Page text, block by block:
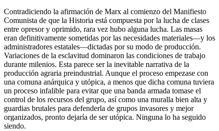
Contradiciendo la afirmación de Marx al comienzo del Manifiesto
Comunista de que la Historia está compuesta por la lucha de clases
entre opresor y oprimido, rara vez hubo alguna lucha. Las masas
eran definitivamente sometidas por las necesidades materiales—y los
administradores estatales—dictadas por su modo de producción.
Variaciones de la esclavitud dominaron las condiciones de trabajo
durante milenios. Esta parece ser la inevitable narrativa de la
producción agraria preindustrial. Aunque el proceso empezase con
una comuna anárquica y utópica, a menos que dicha comuna tuviera
un proceso infalible para evitar que una banda armada tomase el
control de los recursos del grupo, así como una muralla bien alta y
guardias brutales para defenderla de grupos invasores y mejor
organizados, pronto dejaría de ser utópica. Ninguna lo ha seguido
siendo.